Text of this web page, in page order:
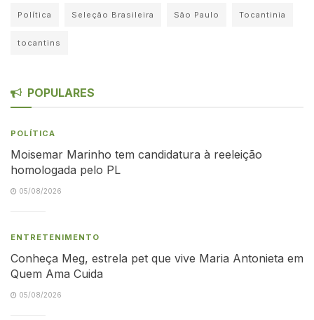
Política Seleção Brasileira São Paulo Tocantinia
tocantins
POPULARES
POLÍTICA
Moisemar Marinho tem candidatura à reeleição
homologada pelo PL
05/08/2026
ENTRETENIMENTO
Conheça Meg, estrela pet que vive Maria Antonieta em
Quem Ama Cuida
05/08/2026